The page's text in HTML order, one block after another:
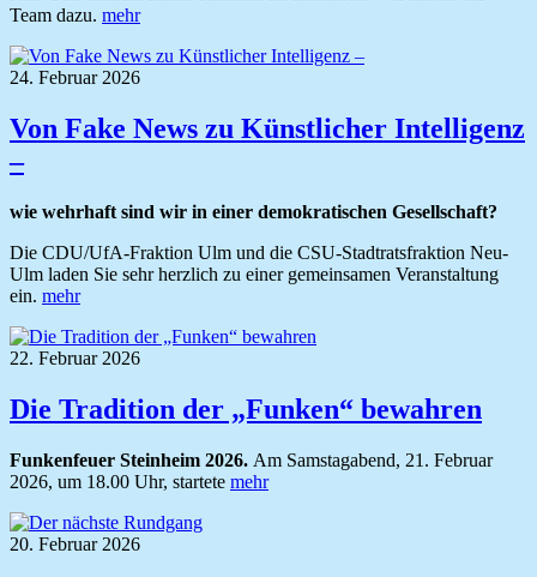
Team dazu. mehr
24. Februar 2026
Von Fake News zu Künstlicher Intelligenz
–
wie wehrhaft sind wir in einer demokratischen Gesellschaft?
Die CDU/UfA-Fraktion Ulm und die CSU-Stadtratsfraktion Neu-
Ulm laden Sie sehr herzlich zu einer gemeinsamen Veranstaltung
ein. mehr
22. Februar 2026
Die Tradition der „Funken“ bewahren
Funkenfeuer Steinheim 2026. Am Samstagabend, 21. Februar
2026, um 18.00 Uhr, startete mehr
20. Februar 2026